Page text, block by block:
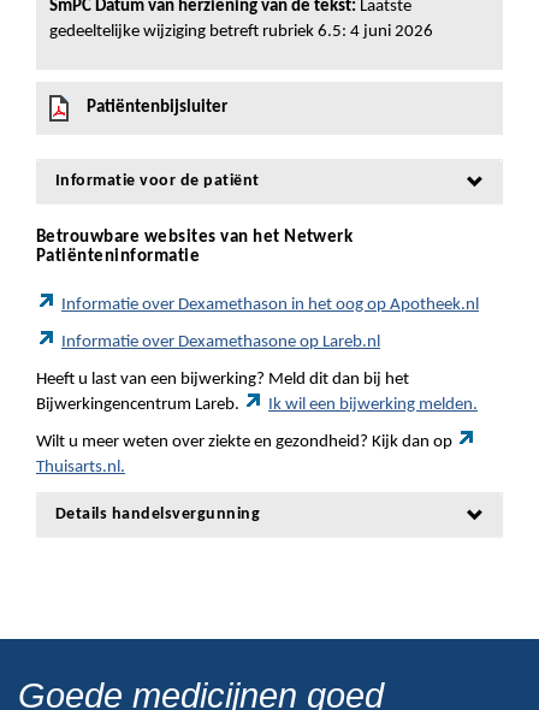
SmPC Datum van herziening van de tekst: Laatste
gedeeltelijke wijziging betreft rubriek 6.5: 4 juni 2026
Patiëntenbijsluiter
Informatie voor de patiënt
Betrouwbare websites van het Netwerk
Patiënteninformatie
Informatie over Dexamethason in het oog op Apotheek.nl
Informatie over Dexamethasone op Lareb.nl
Heeft u last van een bijwerking? Meld dit dan bij het
Bijwerkingencentrum Lareb.
Ik wil een bijwerking melden.
Wilt u meer weten over ziekte en gezondheid? Kijk dan op
Thuisarts.nl.
Details handelsvergunning
Goede medicijnen goed